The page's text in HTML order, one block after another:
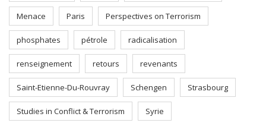
Menace Paris Perspectives on Terrorism
phosphates pétrole radicalisation
renseignement retours revenants
Saint-Etienne-Du-Rouvray Schengen Strasbourg
Studies in Conflict & Terrorism Syrie